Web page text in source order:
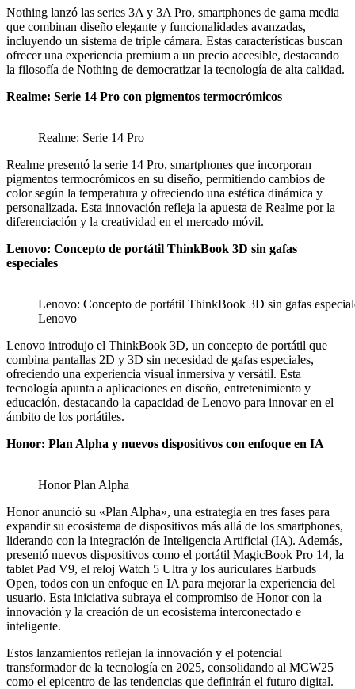
Nothing lanzó las series 3A y 3A Pro, smartphones de gama media
que combinan diseño elegante y funcionalidades avanzadas,
incluyendo un sistema de triple cámara. Estas características buscan
ofrecer una experiencia premium a un precio accesible, destacando
la filosofía de Nothing de democratizar la tecnología de alta calidad.
Realme: Serie 14 Pro con pigmentos termocrómicos
Realme: Serie 14 Pro
Realme presentó la serie 14 Pro, smartphones que incorporan
pigmentos termocrómicos en su diseño, permitiendo cambios de
color según la temperatura y ofreciendo una estética dinámica y
personalizada. Esta innovación refleja la apuesta de Realme por la
diferenciación y la creatividad en el mercado móvil.
Lenovo: Concepto de portátil ThinkBook 3D sin gafas
especiales
Lenovo: Concepto de portátil ThinkBook 3D sin gafas
Lenovo
Lenovo introdujo el ThinkBook 3D, un concepto de portátil que
combina pantallas 2D y 3D sin necesidad de gafas especiales,
ofreciendo una experiencia visual inmersiva y versátil. Esta
tecnología apunta a aplicaciones en diseño, entretenimiento y
educación, destacando la capacidad de Lenovo para innovar en el
ámbito de los portátiles.
Honor: Plan Alpha y nuevos dispositivos con enfoque en IA
Honor Plan Alpha
Honor anunció su «Plan Alpha», una estrategia en tres fases para
expandir su ecosistema de dispositivos más allá de los smartphones,
liderando con la integración de Inteligencia Artificial (IA). Además,
presentó nuevos dispositivos como el portátil MagicBook Pro 14, la
tablet Pad V9, el reloj Watch 5 Ultra y los auriculares Earbuds
Open, todos con un enfoque en IA para mejorar la experiencia del
usuario. Esta iniciativa subraya el compromiso de Honor con la
innovación y la creación de un ecosistema interconectado e
inteligente.
Estos lanzamientos reflejan la innovación y el potencial
transformador de la tecnología en 2025, consolidando al MCW25
como el epicentro de las tendencias que definirán el futuro digital.